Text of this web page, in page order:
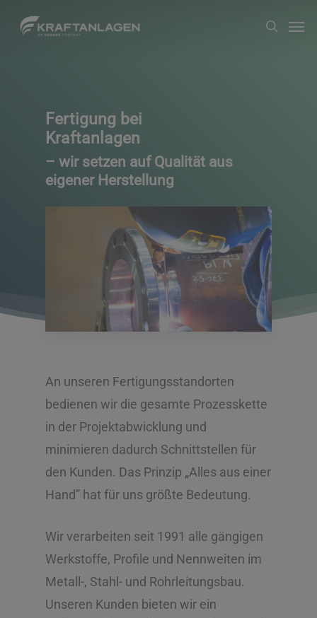
Hauptinhalt
Fertigung bei
Kraftanlagen
– wir setzen auf Qualität aus
eigener Herstellung
An unseren Fertigungsstandorten
bedienen wir die gesamte Prozesskette
in der Projektabwicklung und
minimieren dadurch Schnittstellen für
den Kunden. Das Prinzip „Alles aus einer
Hand” hat für uns größte Bedeutung.
Wir verarbeiten seit 1991 alle gängigen
Werkstoffe, Profile und Nennweiten im
Metall-, Stahl- und Rohrleitungsbau.
Unseren Kunden bieten wir ein